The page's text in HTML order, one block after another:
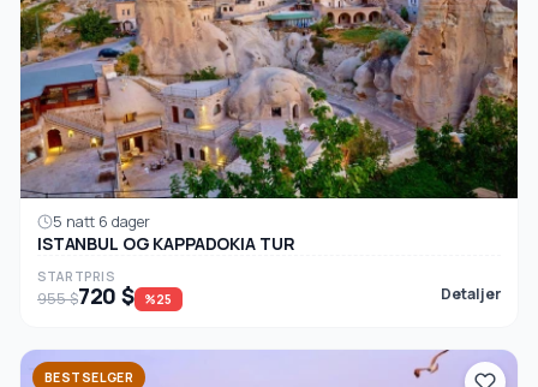
5 natt 6 dager
ISTANBUL OG KAPPADOKIA TUR
STARTPRIS
955 $720 $ %25 Detaljer
BESTSELGER